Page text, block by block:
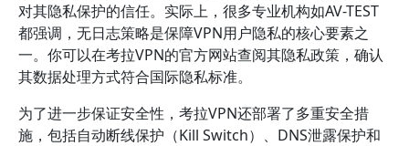
对其隐私保护的信任。实际上，很多专业机构如AV-TEST
都强调，无日志策略是保障VPN用户隐私的核心要素之
一。你可以在考拉VPN的官方网站查阅其隐私政策，确认
其数据处理方式符合国际隐私标准。
为了进一步保证安全性，考拉VPN还部署了多重安全措
施，包括自动断线保护（Kill Switch）、DNS泄露保护和